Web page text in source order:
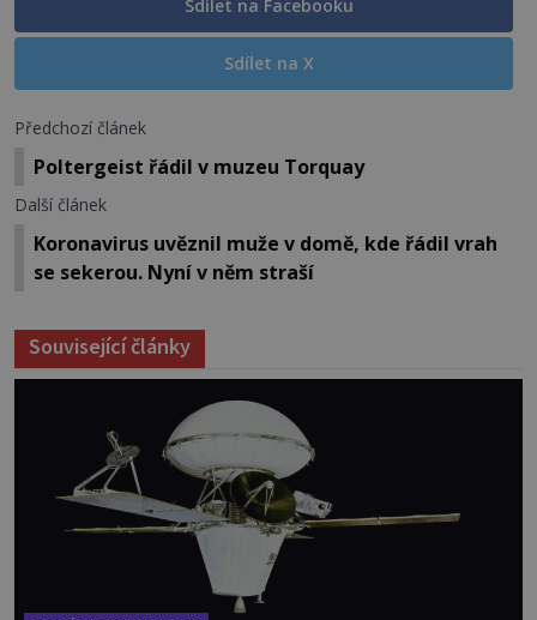
Sdílet na Facebooku
Sdílet na X
Předchozí článek
Poltergeist řádil v muzeu Torquay
Další článek
Koronavirus uvěznil muže v domě, kde řádil vrah
se sekerou. Nyní v něm straší
Související články